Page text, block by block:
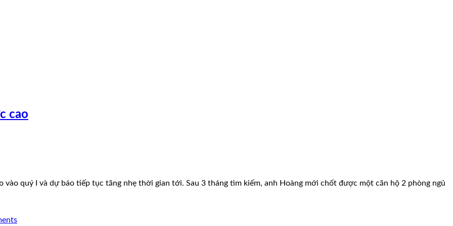
cao
quý I và dự báo tiếp tục tăng nhẹ thời gian tới. Sau 3 tháng tìm kiếm, anh Hoàng mới chốt được một căn hộ 2 phòng ngủ